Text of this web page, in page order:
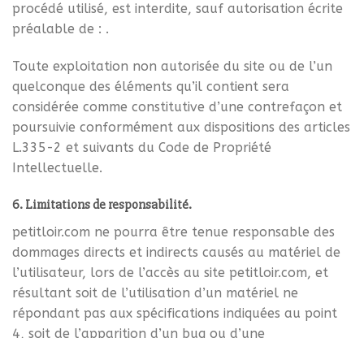
procédé utilisé, est interdite, sauf autorisation écrite
préalable de : .
Toute exploitation non autorisée du site ou de l’un
quelconque des éléments qu’il contient sera
considérée comme constitutive d’une contrefaçon et
poursuivie conformément aux dispositions des articles
L.335-2 et suivants du Code de Propriété
Intellectuelle.
6. Limitations de responsabilité.
petitloir.com ne pourra être tenue responsable des
dommages directs et indirects causés au matériel de
l’utilisateur, lors de l’accès au site petitloir.com, et
résultant soit de l’utilisation d’un matériel ne
répondant pas aux spécifications indiquées au point
4, soit de l’apparition d’un bug ou d’une